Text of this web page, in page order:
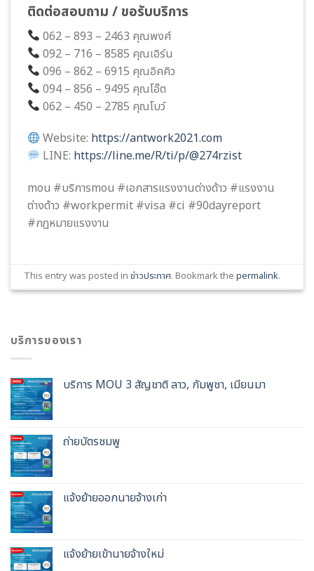
ติดต่อสอบถาม / ขอรับบริการ
062 – 893 – 2463 คุณพงศ์
092 – 716 – 8585 คุณเอิร์น
096 – 862 – 6915 คุณอิคคิว
094 – 856 – 9495 คุณโอ๊ต
062 – 450 – 2785 คุณโบว์
Website: https://antwork2021.com
LINE: https://line.me/R/ti/p/@274rzist
mou #บริการmou #เอกสารแรงงานต่างด้าว #แรงงาน
ต่างด้าว #workpermit #visa #ci #90dayreport
#กฎหมายแรงงาน
This entry was posted inข่าวประกาศ. Bookmark thepermalink.
บริการของเรา
บริการ MOU 3 สัญชาติ ลาว, กัมพูชา, เมียนมา
ถ่ายบัตรชมพู
แจ้งย้ายออกนายจ้างเก่า
แจ้งย้ายเข้านายจ้างใหม่